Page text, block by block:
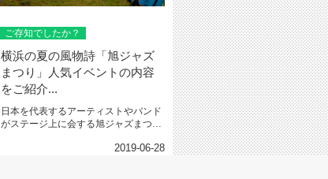
ご存知でしたか？
横浜の夏の風物詩「旭ジャズ
まつり」人気イベントの内容
をご紹介...
日本を代表するアーティストやバンド
がステージ上に会する旭ジャズまつり
2019-06-28